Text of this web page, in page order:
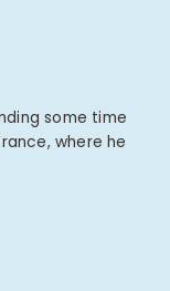
some time
where he